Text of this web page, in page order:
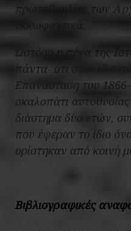
πρωτοβουλίες των
εκκωφαντικά.
Ωστόσο η πένα της
πάντα- ότι στον ίδιο
Επανάσταση του
σκαλοπάτι
διάστημα δύο ετών,
που έφεραν το ίδιο
ορίστηκαν από κοινή
Βιβλιογραφικές